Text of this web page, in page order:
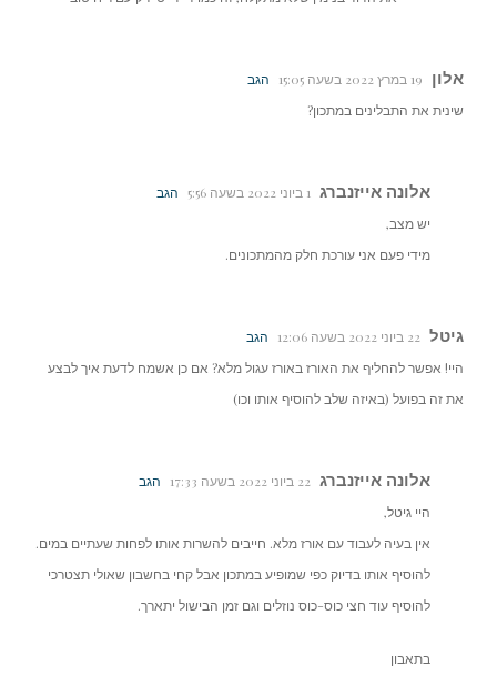
אלון 19 במרץ 2022 בשעה 15:05
הגב
שינית את התבלינים במתכון?
אלונה אייזנברג 1 ביוני 2022 בשעה 5:56
הגב
יש מצב,
מידי פעם אני עורכת חלק מהמתכונים.
גיטל 22 ביוני 2022 בשעה 12:06
הגב
היי! אפשר להחליף את האורז באורז עגול מלא? אם כן אשמח לדעת איך לבצע
את זה בפועל (באיזה שלב להוסיף אותו וכו)
אלונה אייזנברג 22 ביוני 2022 בשעה 17:33
הגב
היי גיטל,
אין בעיה לעבוד עם אורז מלא. חייבים להשרות אותו לפחות שעתיים במים.
להוסיף אותו בדיוק כפי שמופיע במתכון אבל קחי בחשבון שאולי תצטרכי
להוסיף עוד חצי כוס-כוס נוזלים וגם זמן הבישול יתארך.
בתאבון